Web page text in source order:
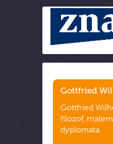
Gottfried
Gottfried
filozof,
dyplomata.